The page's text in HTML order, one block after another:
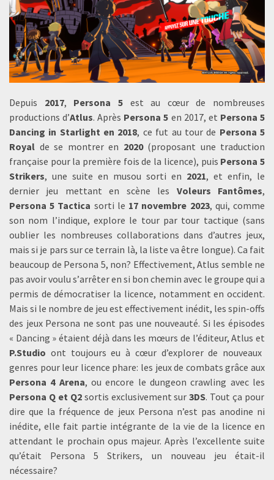
Depuis 2017, Persona 5est au cœur de nombreuses
productions d’Atlus. Après Persona 5 en 2017, et Persona 5
Dancing in Starlight en 2018, ce fut au tour de Persona 5
Royal de se montrer en 2020(proposant une traduction
française pour la première fois de la licence), puis Persona 5
Strikers, une suite en musou sorti en 2021, et enfin, le
dernier jeu mettant en scène les Voleurs Fantômes,
Persona 5 Tactica sorti le 17 novembre 2023, qui, comme
son nom l’indique, explore le tour par tour tactique (sans
oublier les nombreuses collaborations dans d’autres jeux,
mais si je pars sur ce terrain là, la liste va être longue). Ca fait
beaucoup de Persona 5, non? Effectivement, Atlus semble ne
pas avoir voulu s’arrêter en si bon chemin avec le groupe qui a
permis de démocratiser la licence, notamment en occident.
Mais si le nombre de jeu est effectivement inédit, les spin-offs
des jeux Persona ne sont pas une nouveauté. Si les épisodes
« Dancing » étaient déjà dans les mœurs de l’éditeur, Atlus et
P.Studio ont toujours eu à cœur d’explorer de nouveaux
genres pour leur licence phare: les jeux de combats grâce aux
Persona 4 Arena, ou encore le dungeon crawling avec les
Persona Q et Q2sortis exclusivement sur3DS. Tout ça pour
dire que la fréquence de jeux Persona n’est pas anodine ni
inédite, elle fait partie intégrante de la vie de la licence en
attendant le prochain opus majeur. Après l’excellente suite
qu’était Persona 5 Strikers, un nouveau jeu était-il
nécessaire?